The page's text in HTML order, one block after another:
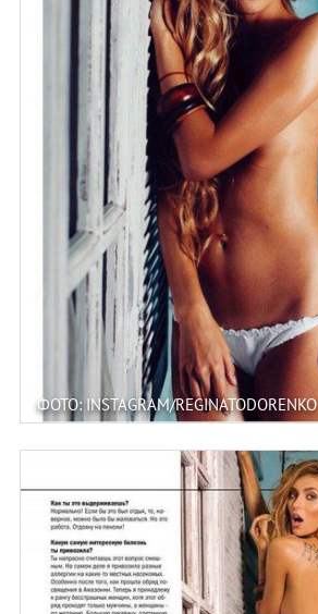
ФОТО: INSTAGRAM/REGINATODORENKO